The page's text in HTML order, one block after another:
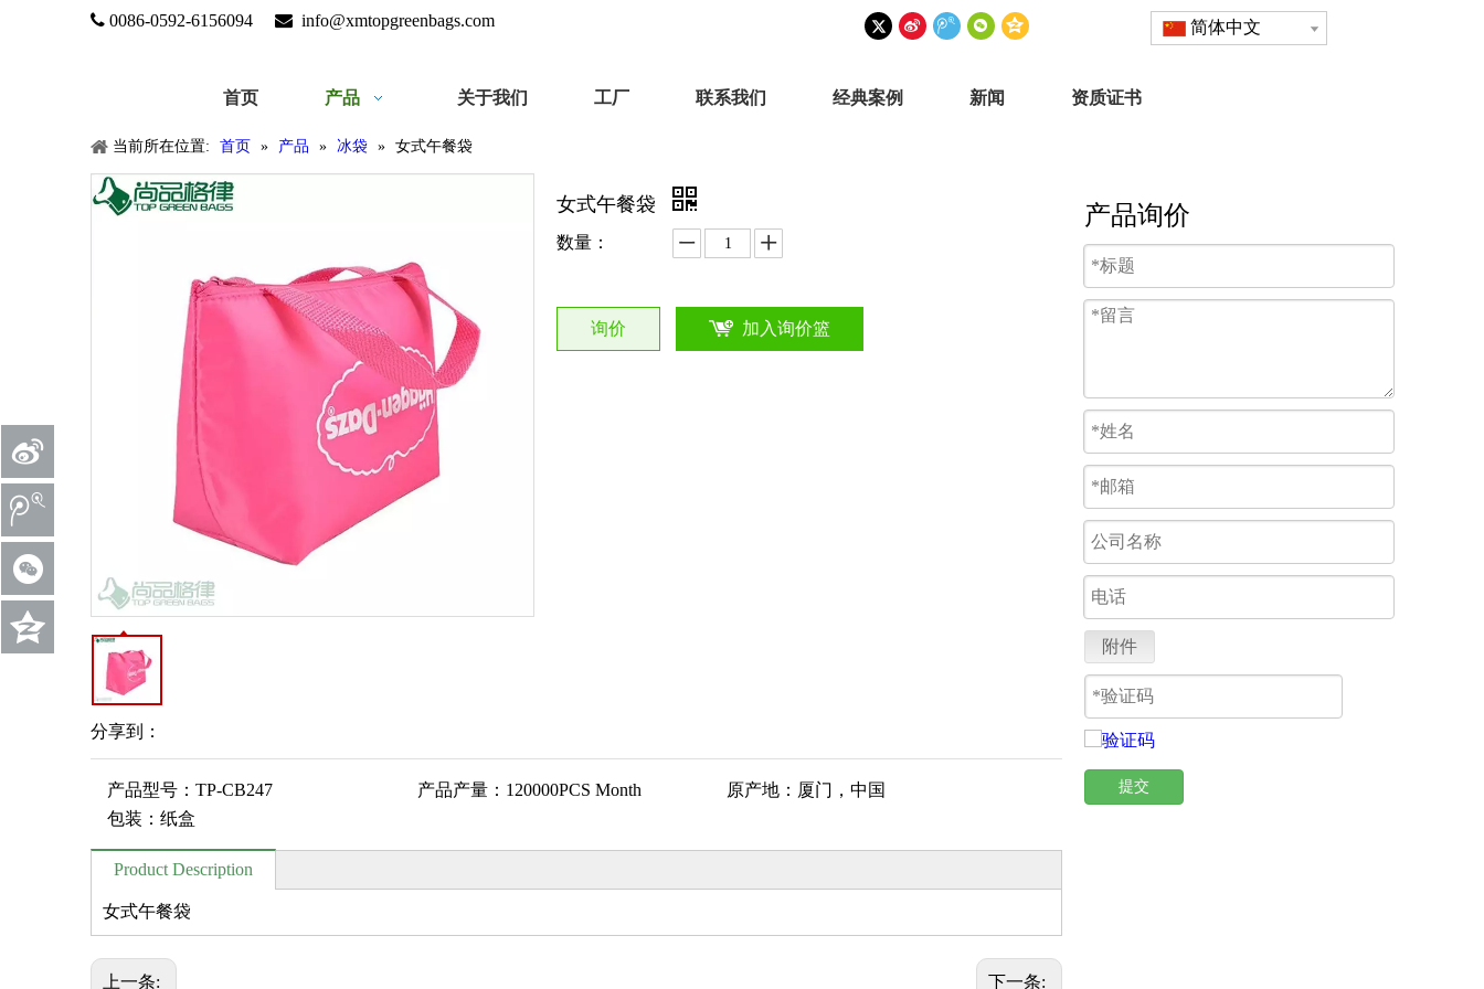
 0086-0592-6156094  info@xmtopgreenbags.com 简体中文
首页 产品 关于我们 工厂 联系我们 经典案例 新闻 资质证书
当前所在位置: 首页 » 产品 » 冰袋 » 女式午餐袋
分享到：
女式午餐袋
数量：
询价 加入询价篮
产品型号： TP-CB247 产品产量： 120000PCS Month 原产地： 厦门，中国
包装： 纸盒
Product Description
女式午餐袋
上一条: 下一条:
产品询价
附件
提交